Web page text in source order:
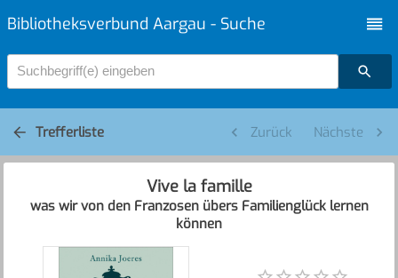
Bibliotheksverbund Aargau - Suche
Suchbegriff(e) eingeben
Trefferliste Zurück Nächste
Vive la famille
was wir von den Franzosen übers Familienglück lernen
können